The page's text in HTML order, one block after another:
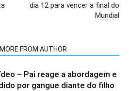
dia 12 para vencer a final do
Mundial
MORE FROM AUTHOR
– Pai reage a abordagem e
por gangue diante do filho